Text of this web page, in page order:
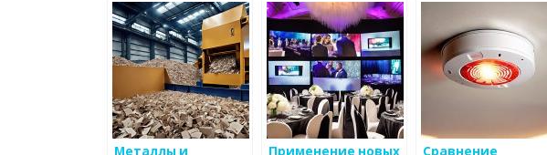
высокопрочных
металлов
Металлы и
Применение новых
Сравнение